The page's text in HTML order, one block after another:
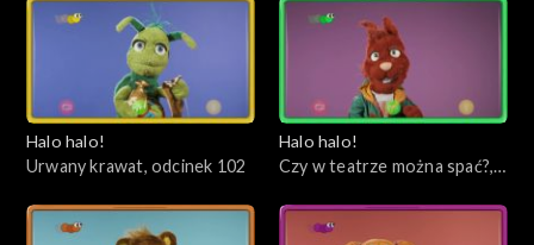
Halo halo!
Urwany krawat, odcinek 102
Halo halo!
Czy w teatrze można spać?,